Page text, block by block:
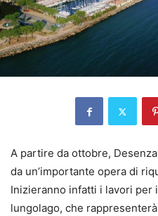
A partire da ottobre,
da un’importante opera di
Inizieranno infatti i lavori per
lungolago, che